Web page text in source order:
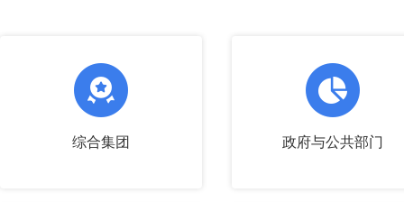
综合集团 政府与公共部门